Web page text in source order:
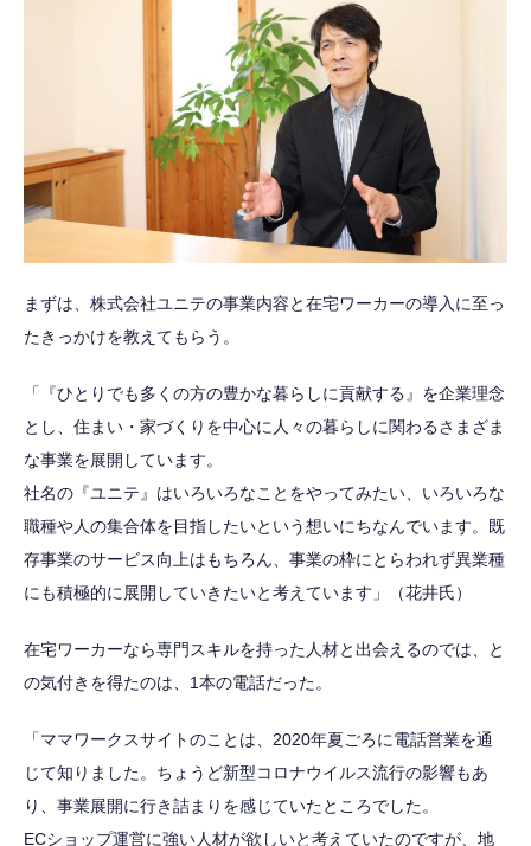
まずは、株式会社ユニテの事業内容と在宅ワーカーの導入に至っ
たきっかけを教えてもらう。
「『ひとりでも多くの方の豊かな暮らしに貢献する』を企業理念
とし、住まい・家づくりを中心に人々の暮らしに関わるさまざま
な事業を展開しています。
社名の『ユニテ』はいろいろなことをやってみたい、いろいろな
職種や人の集合体を目指したいという想いにちなんでいます。既
存事業のサービス向上はもちろん、事業の枠にとらわれず異業種
にも積極的に展開していきたいと考えています」（花井氏）
在宅ワーカーなら専門スキルを持った人材と出会えるのでは、と
の気付きを得たのは、1本の電話だった。
「ママワークスサイトのことは、2020年夏ごろに電話営業を通
じて知りました。ちょうど新型コロナウイルス流行の影響もあ
り、事業展開に行き詰まりを感じていたところでした。
ECショップ運営に強い人材が欲しいと考えていたのですが、地